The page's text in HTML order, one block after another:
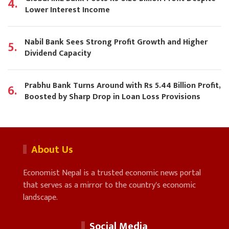
4. Lower Interest Income
5. Nabil Bank Sees Strong Profit Growth and Higher
Dividend Capacity
6. Prabhu Bank Turns Around with Rs 5.44 Billion Profit,
Boosted by Sharp Drop in Loan Loss Provisions
About Us
Economist Nepal is a trusted economic news portal
that serves as a mirror to the country's economic
landscape.